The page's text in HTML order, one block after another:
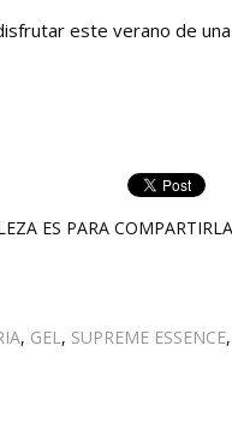
este verano de
ES PARA
, GEL , SUPREME ESSENCE,